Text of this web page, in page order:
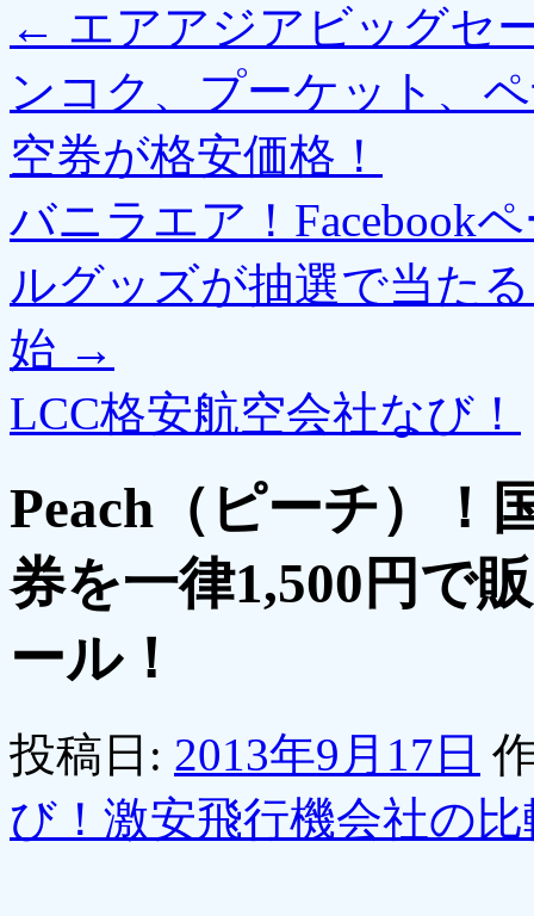
← エアアジアビッグセ
ンコク、プーケット、
空券が格安価格！
バニラエア！Facebook
ルグッズが抽選で当た
始 →
LCC格安航空会社なび！
Peach（ピーチ）！
券を一律1,500円で
ール！
投稿日: 2013年9月17日
び！激安飛行機会社の